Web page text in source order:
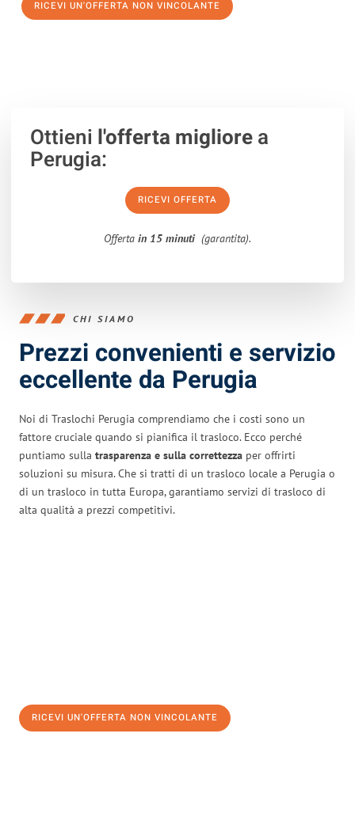
RICEVI UN'OFFERTA NON VINCOLANTE
Ottieni l'offerta migliorea
Perugia:
RICEVI OFFERTA
Offerta in 15 minuti (garantita).
CHI SIAMO
Prezzi convenienti e servizio
eccellente da Perugia
Noi di Traslochi Perugia comprendiamo che i costi sono un
fattore cruciale quando si pianifica il trasloco. Ecco perché
puntiamo sulla trasparenza e sulla correttezza per offrirti
soluzioni su misura. Che si tratti di un trasloco locale a Perugia o
di un trasloco in tutta Europa, garantiamo servizi di trasloco di
alta qualità a prezzi competitivi.
RICEVI UN'OFFERTA NON VINCOLANTE